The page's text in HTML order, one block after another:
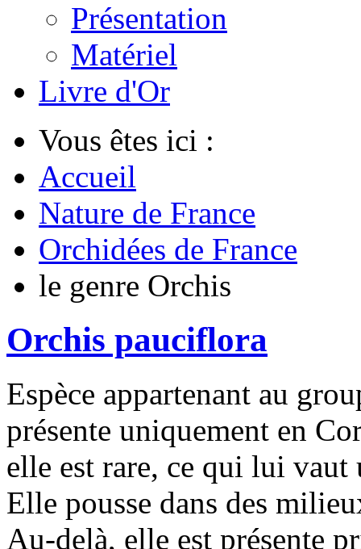
Présentation
Matériel
Livre d'Or
Vous êtes ici :
Accueil
Nature de France
Orchidées de France
le genre Orchis
Orchis pauciflora
Espèce appartenant au
présente uniquement en
elle est rare, ce qui lui
Elle pousse dans des
Au-delà, elle est présente